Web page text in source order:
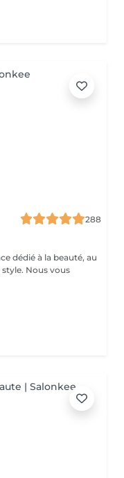
288
dédié à la beauté, au
vous